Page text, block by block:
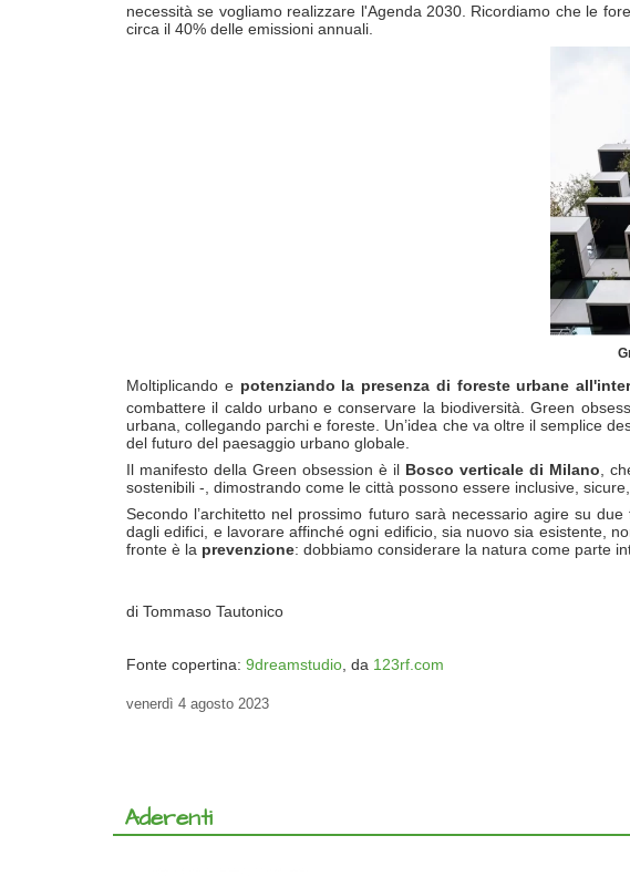
necessità se vogliamo realizzare l'Agenda 2030. Ricordiamo che le
circa il 40% delle emissioni annuali.
Moltiplicando e potenziando la presenza di foreste urbane
combattere il caldo urbano e conservare la biodiversità. Green
urbana, collegando parchi e foreste. Un’idea che va oltre il semplice
del futuro del paesaggio urbano globale.
Il manifesto della Green obsession è il Bosco verticale di Milano ,
sostenibili -, dimostrando come le città possono essere inclusive,
Secondo l’architetto nel prossimo futuro sarà necessario agire su
dagli edifici, e lavorare affinché ogni edificio, sia nuovo sia esistente,
fronte è la prevenzione: dobbiamo considerare la natura come parte
di Tommaso Tautonico
Fonte copertina: 9dreamstudio , da 123rf.com
venerdì 4 agosto 2023
Aderenti